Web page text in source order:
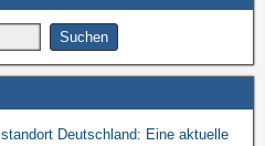
Deutschland: Eine aktuelle